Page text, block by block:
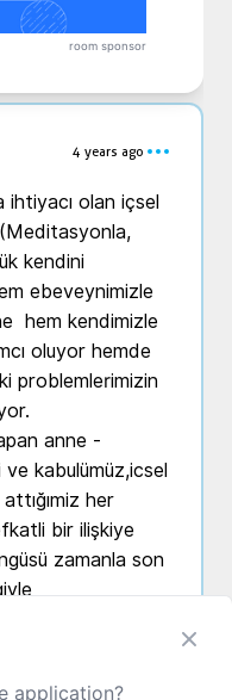
room sponsor
4 years ago
ihtiyacı olan içsel
kendini
ebeveynimizle
hem kendimizle
oluyor hemde
problemlerimizin
anne -
kabulümüz,icsel
her
bir ilişkiye
zamanla son
application?